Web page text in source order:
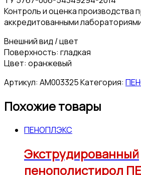
Контроль и оценка производства
аккредитованными
Внешний вид / цвет
Поверхность: гладкая
Цвет: оранжевый
Артикул: АМ003325Категория:
Похожие товары
ПЕНОПЛЭКС
Экструдированный
пенополистирол